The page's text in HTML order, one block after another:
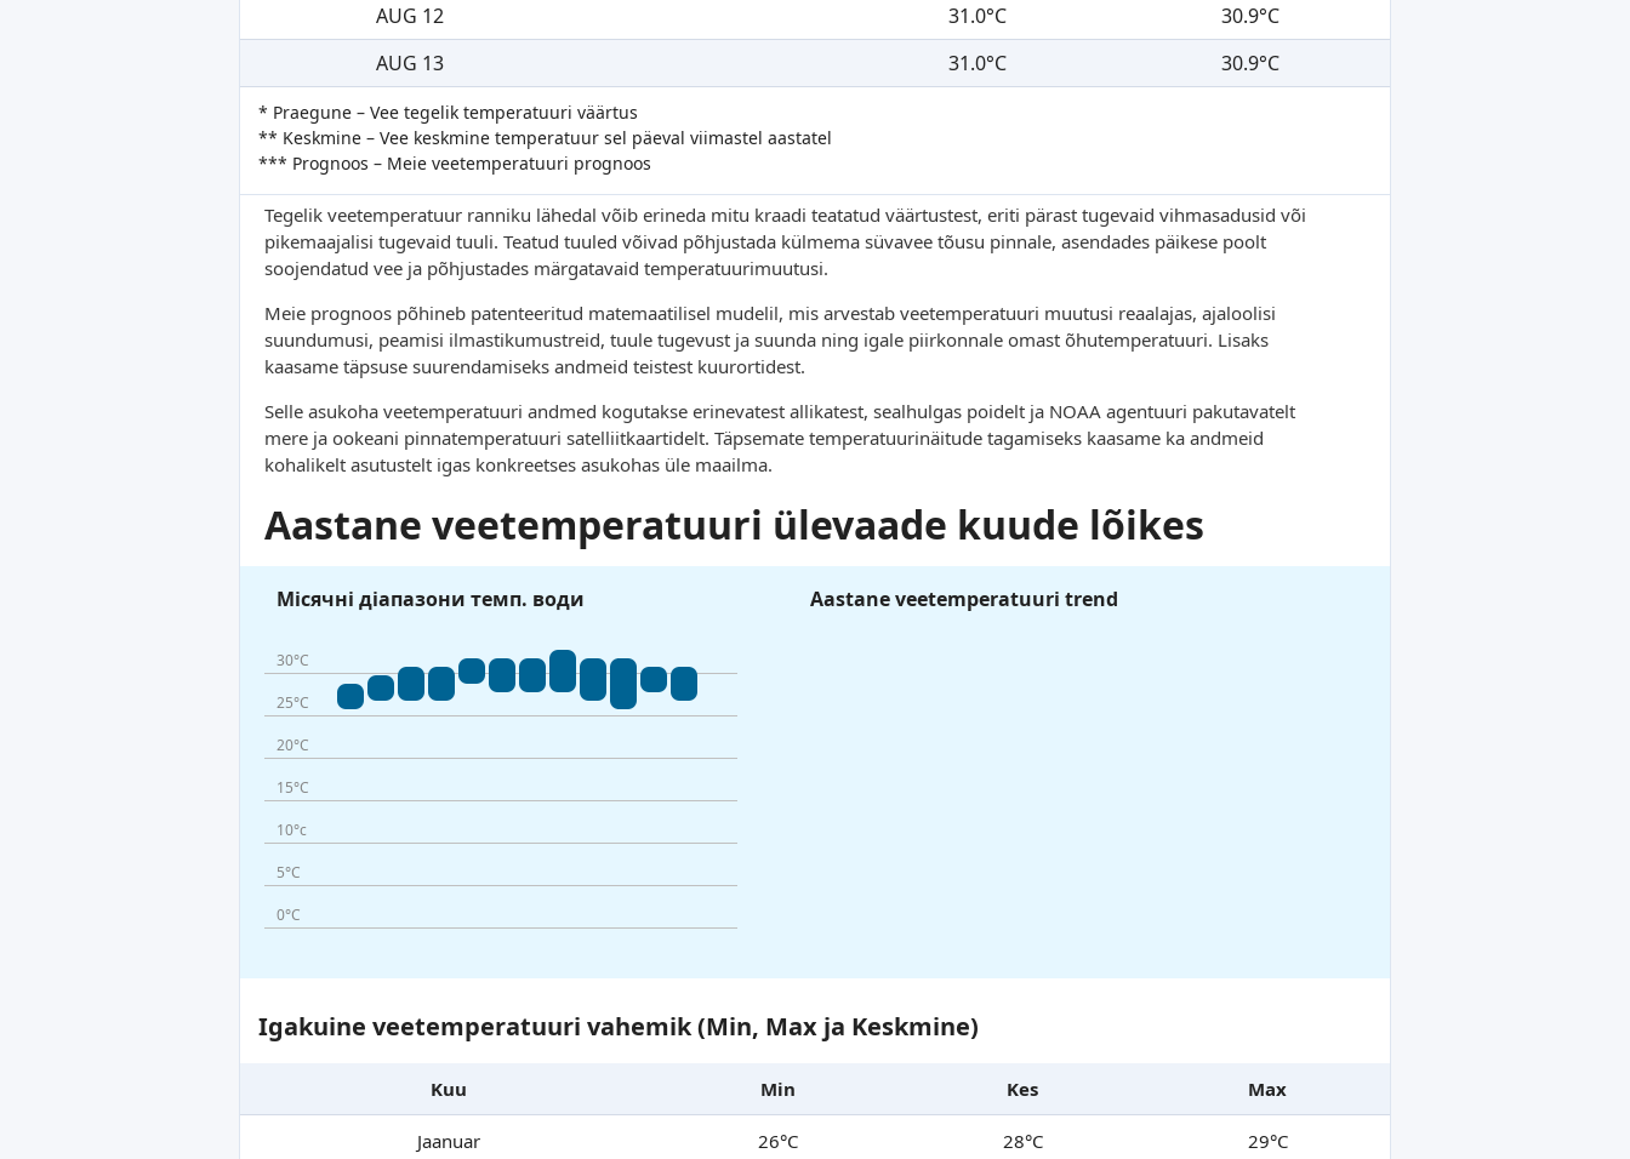
AUG 12
31.0°C
30.9°C
AUG 13
31.0°C 30.9°C
* Praegune – Vee tegelik temperatuuri väärtus
** Keskmine – Vee keskmine temperatuur sel päeval viimastel aastatel
*** Prognoos – Meie veetemperatuuri prognoos
Tegelik veetemperatuur ranniku lähedal võib erineda mitu kraadi teatatud väärtustest, eriti pärast tugevaid vihmasadusid või
pikemaajalisi tugevaid tuuli. Teatud tuuled võivad põhjustada külmema süvavee tõusu pinnale, asendades päikese poolt
soojendatud vee ja põhjustades märgatavaid temperatuurimuutusi.
Meie prognoos põhineb patenteeritud matemaatilisel mudelil, mis arvestab veetemperatuuri muutusi reaalajas, ajaloolisi
suundumusi, peamisi ilmastikumustreid, tuule tugevust ja suunda ning igale piirkonnale omast õhutemperatuuri. Lisaks
kaasame täpsuse suurendamiseks andmeid teistest kuurortidest.
Selle asukoha veetemperatuuri andmed kogutakse erinevatest allikatest, sealhulgas poidelt ja NOAA agentuuri pakutavatelt
mere ja ookeani pinnatemperatuuri satelliitkaartidelt. Täpsemate temperatuurinäitude tagamiseks kaasame ka andmeid
kohalikelt asutustelt igas konkreetses asukohas üle maailma.
Aastane veetemperatuuri ülevaade kuude lõikes
Місячні діапазони темп. води
30°C
25°C
20°C
15°C
10°c
5°C
0°C
Aastane veetemperatuuri trend
Igakuine veetemperatuuri vahemik (Min, Max ja Keskmine)
Kuu Min Kes Max
Jaanuar 26°C 28°C 29°C